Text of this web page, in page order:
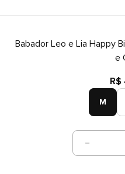
Babador Leo e Lia Happy
e
M